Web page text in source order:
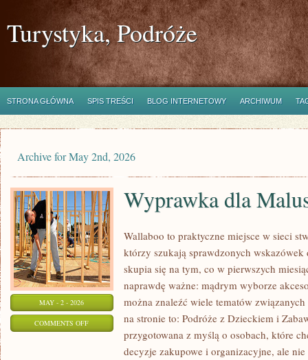
Turystyka, Podróże
STRONA GŁÓWNA SPIS TREŚCI BLOG INTERNETOWY ARCHIWUM
Archive for May 2nd, 2026
MAY - 2 - 2026
COMMENTS OFFON
WYPRAWKA
Wyprawka dla
Wallaboo to praktyczne miejsce w sieci
którzy szukają sprawdzonych wskazówek
skupia się na tym, co w pierwszych
naprawdę ważne: mądrym wyborze
można znaleźć wiele tematów
na stronie to: Podróże z Dzieckiem i
przygotowana z myślą o osobach, które
decyzje zakupowe i organizacyjne, ale